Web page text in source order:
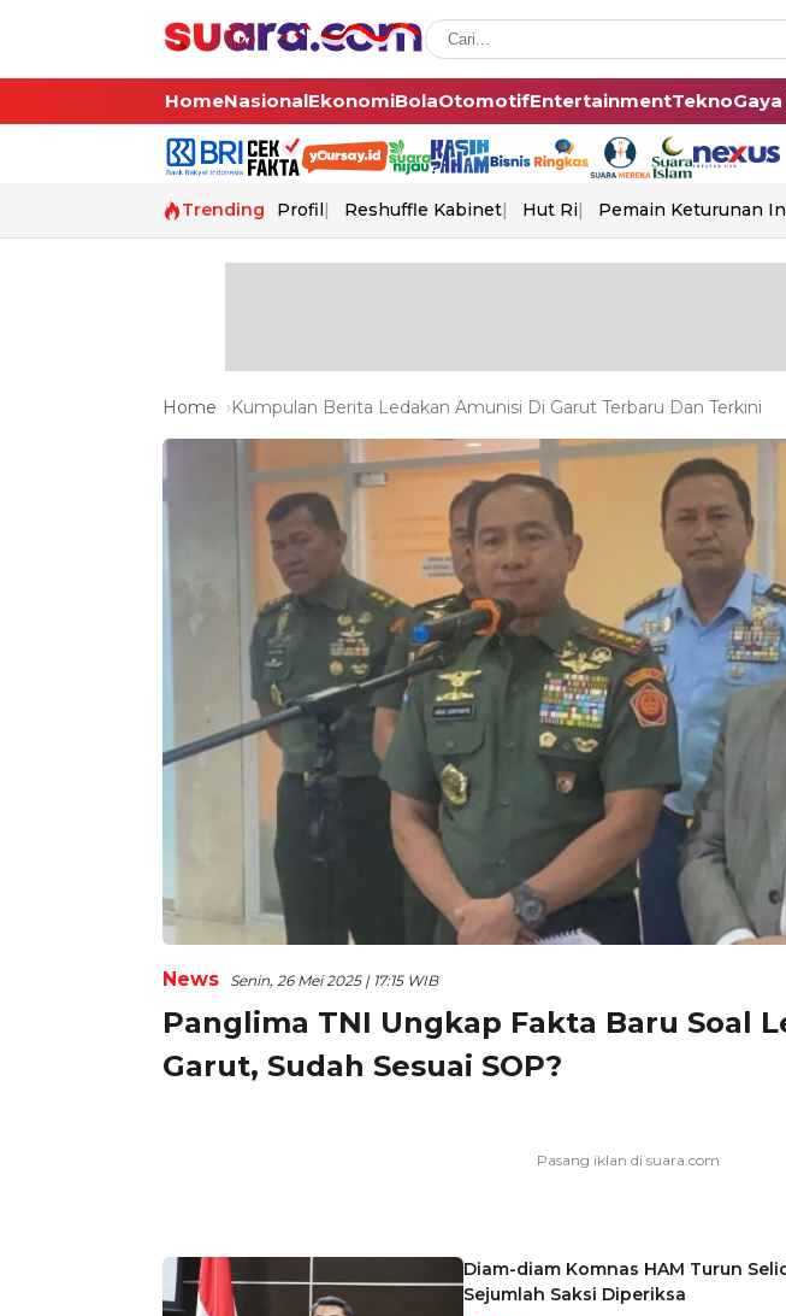
HomeNasionalEkonomiBolaOtomotifEntertainmentTekno
Trending Profil Reshuffle Kabinet Hut Ri Pemain Keturunan
Home Kumpulan Berita Ledakan Amunisi Di Garut Terbaru Dan Terkini
News Senin, 26 Mei 2025 | 17:15 WIB
Panglima TNI Ungkap Fakta Baru Soal
Garut, Sudah Sesuai SOP?
Diam-diam Komnas HAM Turun
Sejumlah Saksi Diperiksa